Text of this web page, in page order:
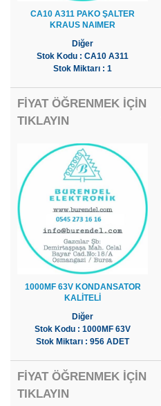
CA10 A311 PAKO ŞALTER
KRAUS NAIMER
Diğer
Stok Kodu : CA10 A311
Stok Miktarı : 1
FİYAT ÖĞRENMEK İÇİN
TIKLAYIN
1000MF 63V KONDANSATOR
KALİTELİ
Diğer
Stok Kodu : 1000MF 63V
Stok Miktarı : 956 ADET
FİYAT ÖĞRENMEK İÇİN
TIKLAYIN